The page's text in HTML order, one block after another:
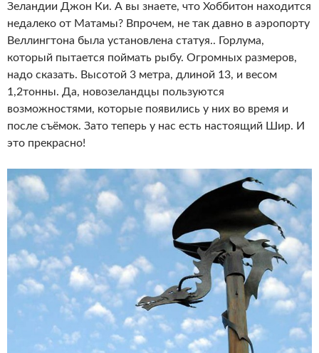
Зеландии Джон Ки. А вы знаете, что Хоббитон находится
недалеко от Матамы? Впрочем, не так давно в аэропорту
Веллингтона была установлена статуя.. Горлума,
который пытается поймать рыбу. Огромных размеров,
надо сказать. Высотой 3 метра, длиной 13, и весом
1,2тонны. Да, новозеландцы пользуются
возможностями, которые появились у них во время и
после съёмок. Зато теперь у нас есть настоящий Шир. И
это прекрасно!